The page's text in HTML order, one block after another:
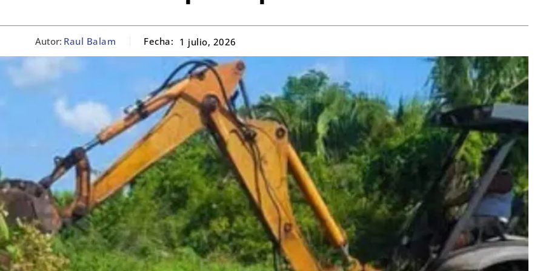
Autor: Raul Balam Fecha: 1 julio, 2026